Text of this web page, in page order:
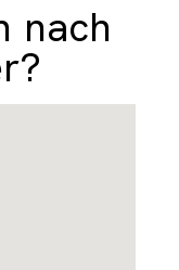
nach